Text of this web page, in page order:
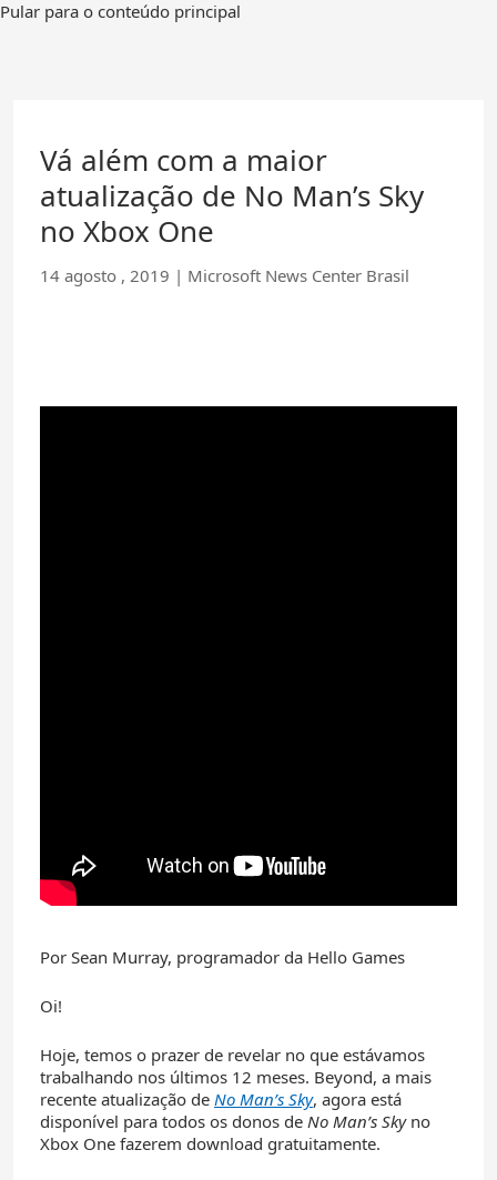
Ir
Pular para o conteúdo principal
Vá além com a maior
atualização de No Man’s Sky
no Xbox One
14 agosto , 2019 | Microsoft News Center Brasil
Por Sean Murray, programador da Hello Games
Oi!
Hoje, temos o prazer de revelar no que estávamos
trabalhando nos últimos 12 meses. Beyond, a mais
recente atualização de No Man’s Sky, agora está
disponível para todos os donos de No Man’s Skyno
Xbox One fazerem download gratuitamente.